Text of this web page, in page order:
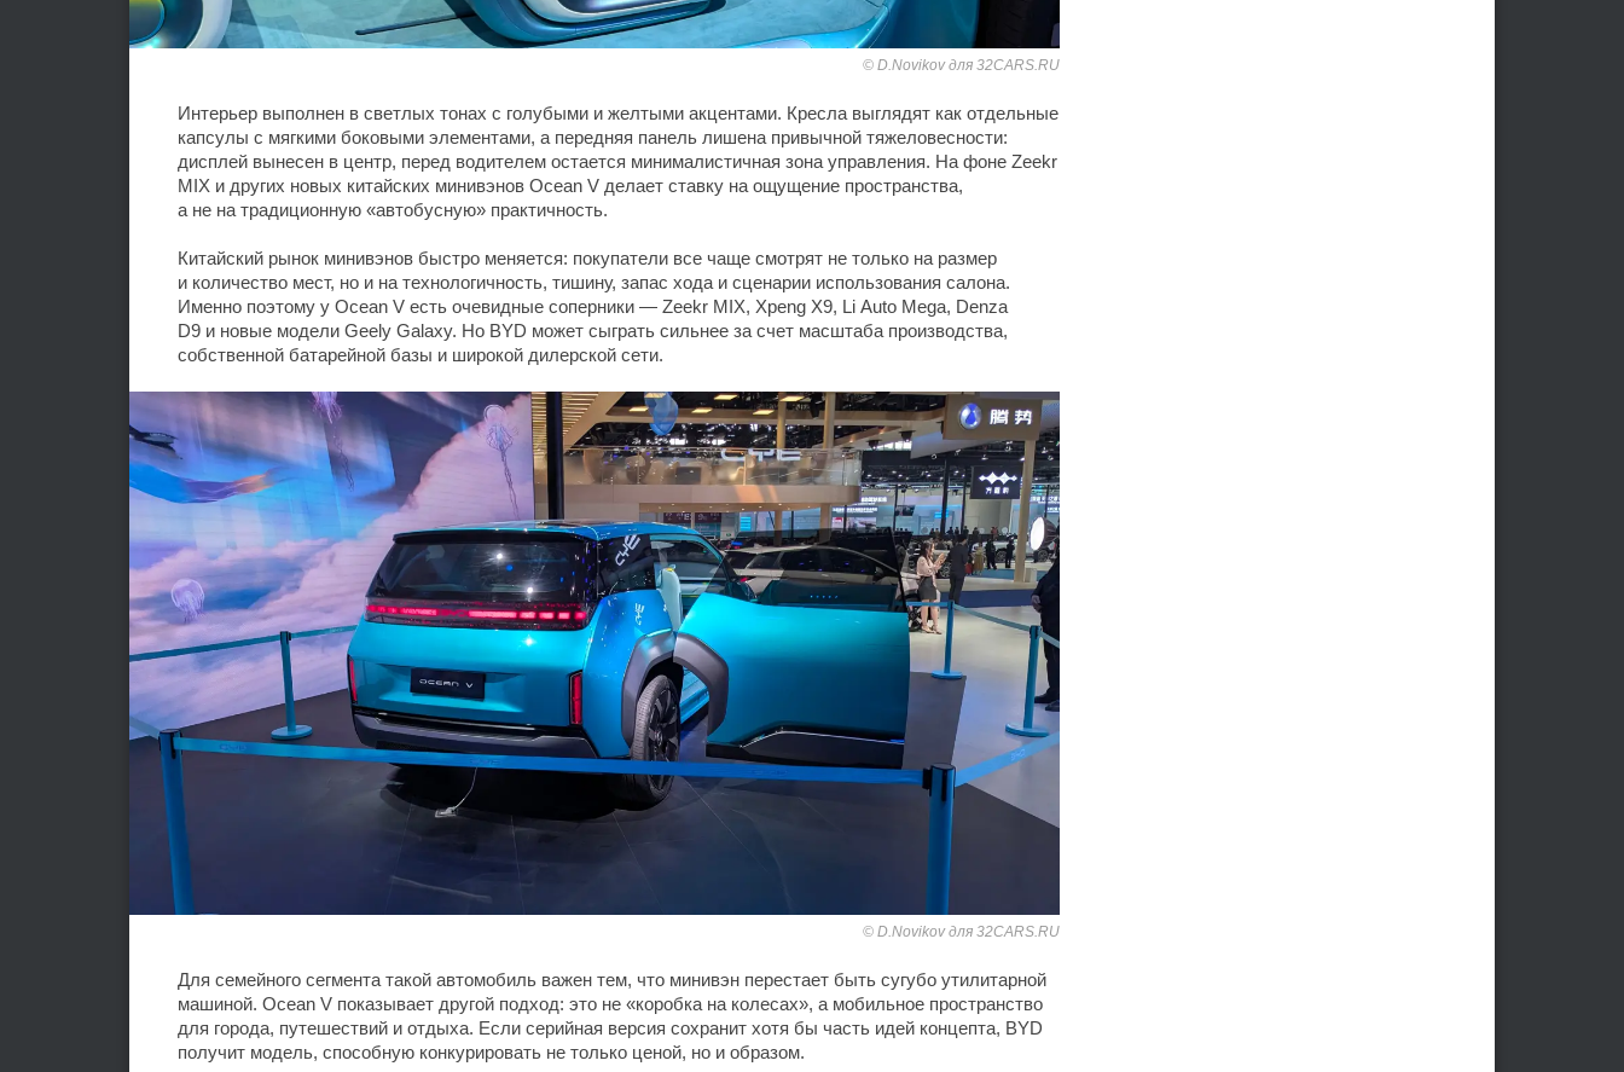
D.Novikov для 32CARS.RU
Интерьер выполнен в светлых тонах с голубыми и желтыми акцентами. Кресла выглядят как отдельные
капсулы с мягкими боковыми элементами, а передняя панель лишена привычной тяжеловесности:
дисплей вынесен в центр, перед водителем остается минималистичная зона управления. На фоне Zeekr
MIX и других новых китайских минивэнов Ocean V делает ставку на ощущение пространства,
а не на традиционную «автобусную» практичность.
Китайский рынок минивэнов быстро меняется: покупатели все чаще смотрят не только на размер
и количество мест, но и на технологичность, тишину, запас хода и сценарии использования салона.
Именно поэтому у Ocean V есть очевидные соперники — Zeekr MIX, Xpeng X9, Li Auto Mega, Denza
D9 и новые модели Geely Galaxy. Но BYD может сыграть сильнее за счет масштаба производства,
собственной батарейной базы и широкой дилерской сети.
D.Novikov для 32CARS.RU
Для семейного сегмента такой автомобиль важен тем, что минивэн перестает быть сугубо утилитарной
машиной. Ocean V показывает другой подход: это не «коробка на колесах», а мобильное пространство
для города, путешествий и отдыха. Если серийная версия сохранит хотя бы часть идей концепта, BYD
получит модель, способную конкурировать не только ценой, но и образом.